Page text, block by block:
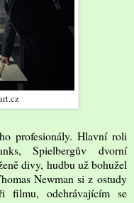
profesionály. Hlavní roli
Spielbergův dvorní
divy, hudbu už bohužel
Newman si z ostudy
filmu, odehrávajícím se